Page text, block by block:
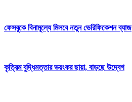
ফেসবুকে বিনামূল্যে মিলবে নতুন ভেরিফিকেশন ব্যাজ
কৃত্রিম বুদ্ধিমত্তার ভয়ংকর ছায়া, বাড়ছে উদ্বেগ